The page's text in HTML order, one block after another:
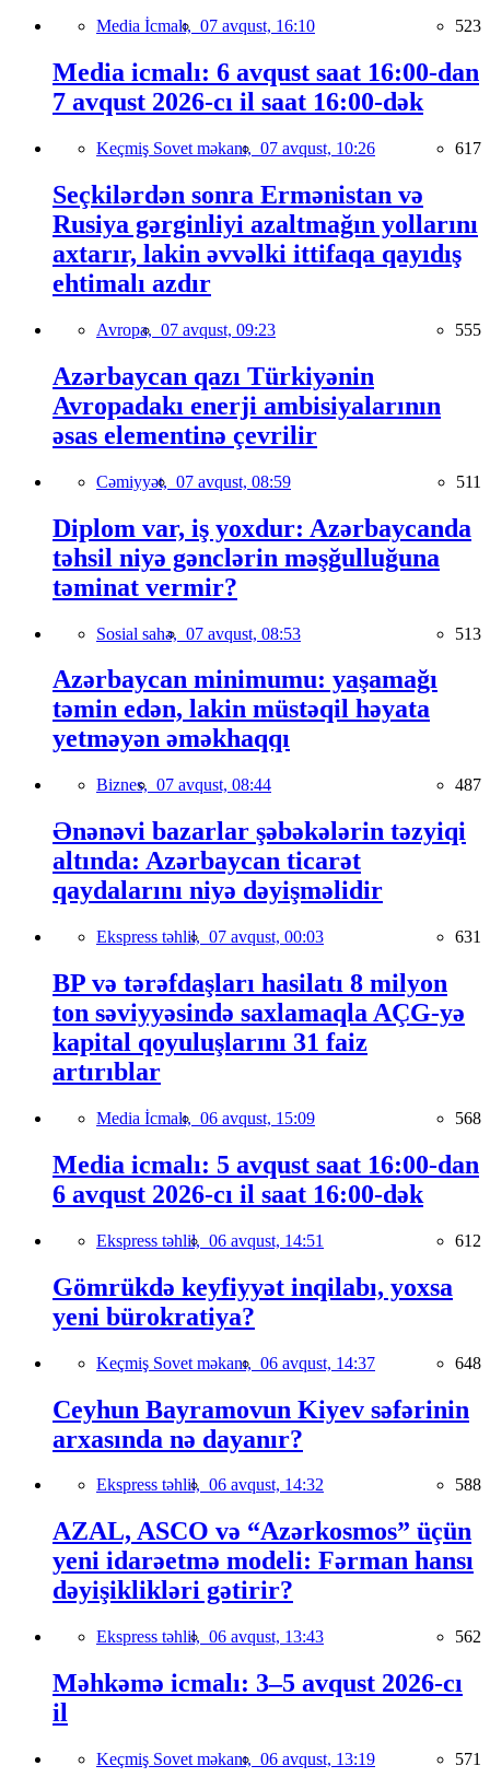
Media İcmalı, 07 avqust, 16:10 523
Media icmalı: 6 avqust saat 16:00-dan
7 avqust 2026-cı il saat 16:00-dək
Keçmiş Sovet məkanı, 07 avqust, 10:26 617
Seçkilərdən sonra Ermənistan və
Rusiya gərginliyi azaltmağın yollarını
axtarır, lakin əvvəlki ittifaqa qayıdış
ehtimalı azdır
Avropa, 07 avqust, 09:23 555
Azərbaycan qazı Türkiyənin
Avropadakı enerji ambisiyalarının
əsas elementinə çevrilir
Cəmiyyət, 07 avqust, 08:59 511
Diplom var, iş yoxdur: Azərbaycanda
təhsil niyə gənclərin məşğulluğuna
təminat vermir?
Sosial sahə, 07 avqust, 08:53 513
Azərbaycan minimumu: yaşamağı
təmin edən, lakin müstəqil həyata
yetməyən əməkhaqqı
Biznes, 07 avqust, 08:44 487
Ənənəvi bazarlar şəbəkələrin təzyiqi
altında: Azərbaycan ticarət
qaydalarını niyə dəyişməlidir
Ekspress təhlil, 07 avqust, 00:03 631
BP və tərəfdaşları hasilatı 8 milyon
ton səviyyəsində saxlamaqla AÇG-yə
kapital qoyuluşlarını 31 faiz
artırıblar
Media İcmalı, 06 avqust, 15:09 568
Media icmalı: 5 avqust saat 16:00-dan
6 avqust 2026-cı il saat 16:00-dək
Ekspress təhlil, 06 avqust, 14:51 612
Gömrükdə keyfiyyət inqilabı, yoxsa
yeni bürokratiya?
Keçmiş Sovet məkanı, 06 avqust, 14:37 648
Ceyhun Bayramovun Kiyev səfərinin
arxasında nə dayanır?
Ekspress təhlil, 06 avqust, 14:32 588
AZAL, ASCO və “Azərkosmos” üçün
yeni idarəetmə modeli: Fərman hansı
dəyişiklikləri gətirir?
Ekspress təhlil, 06 avqust, 13:43 562
Məhkəmə icmalı: 3–5 avqust 2026-cı
il
Keçmiş Sovet məkanı, 06 avqust, 13:19 571